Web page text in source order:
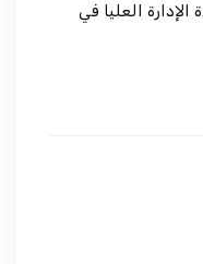
العليا في